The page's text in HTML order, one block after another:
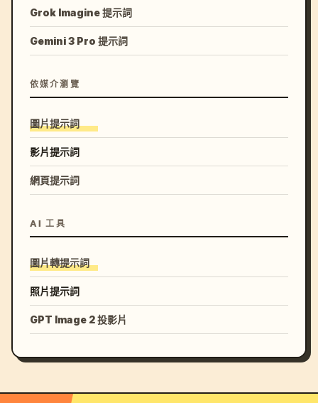
Grok Imagine 提示詞
Gemini 3 Pro 提示詞
依媒介瀏覽
圖片提示詞
影片提示詞
網頁提示詞
AI 工具
圖片轉提示詞
照片提示詞
GPT Image 2 投影片